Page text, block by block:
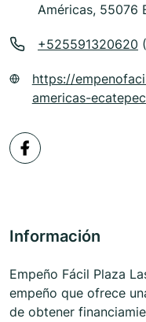
Américas, 55076
+525591320620
https://
americas-
Información
Empeño Fácil Plaza
empeño que ofrece
de obtener